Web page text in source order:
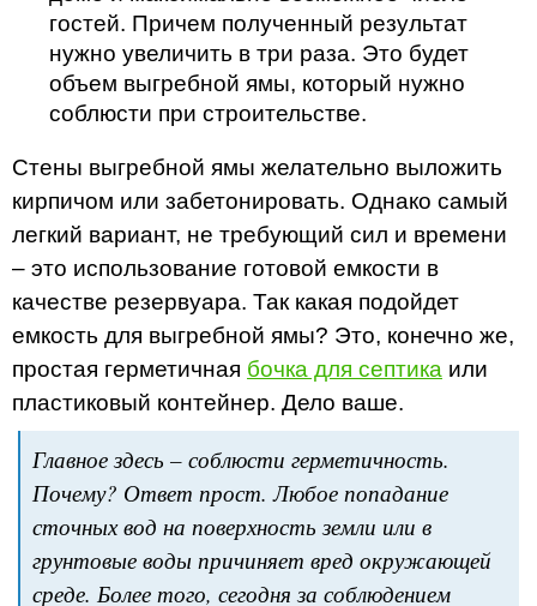
гостей. Причем полученный результат
нужно увеличить в три раза. Это будет
объем выгребной ямы, который нужно
соблюсти при строительстве.
Стены выгребной ямы желательно выложить
кирпичом или забетонировать. Однако самый
легкий вариант, не требующий сил и времени
– это использование готовой емкости в
качестве резервуара. Так какая подойдет
емкость для выгребной ямы? Это, конечно же,
простая герметичная бочка для септика или
пластиковый контейнер. Дело ваше.
Главное здесь – соблюсти герметичность.
Почему? Ответ прост. Любое попадание
сточных вод на поверхность земли или в
грунтовые воды причиняет вред окружающей
среде. Более того, сегодня за соблюдением